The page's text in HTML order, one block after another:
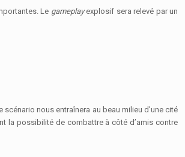
Le gameplayexplosif sera relevé par un
scénario nous entraînera au beau milieu d’une cité
la possibilité de combattre à côté d’amis contre